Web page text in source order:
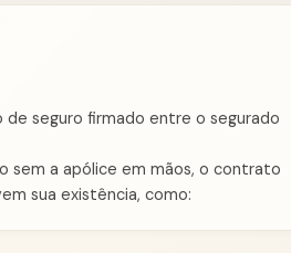
seguro firmado entre o segurado
sem a apólice em mãos, o contrato
sua existência, como: